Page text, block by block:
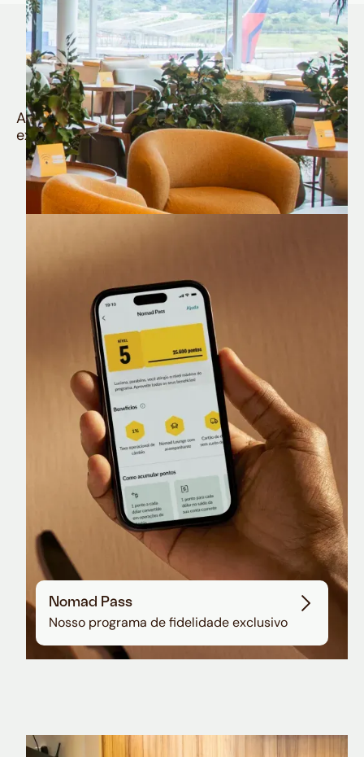
Quem é Nomad tem
muito mais
Aproveite todos os benefícios e vantagens
exclusivas da sua Conta Internacional
Nomad Lounge
Sala VIP no Aeroporto de Guarulhos
Nomad Pass
Nosso programa de fidelidade exclusivo